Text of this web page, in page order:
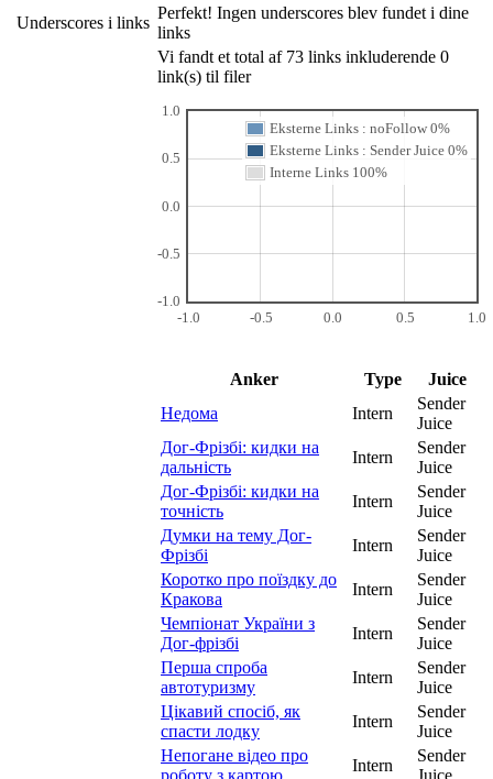
Underscores i links
Perfekt! Ingen underscores blev fundet i dine
links
Vi fandt et total af 73 links inkluderende 0
link(s) til filer
-1.0 -0.5 0.0 0.5 1.0
-1.0
-0.5
0.0
0.5
1.0
Eksterne Links : noFollow 0%
Eksterne Links : Sender Juice 0%
Interne Links 100%
Anker Type
Juice
Недома
Intern
Sender
Juice
Дог-Фрізбі: кидки на
дальність
Intern
Sender
Juice
Дог-Фрізбі: кидки на
точність
Intern
Sender
Juice
Думки на тему Дог-
Фрізбі
Intern
Sender
Juice
Коротко про поїздку до
Кракова
Intern
Sender
Juice
Чемпіонат України з
Дог-фрізбі
Intern
Sender
Juice
Перша спроба
автотуризму
Intern
Sender
Juice
Цікавий спосіб, як
спасти лодку
Intern
Sender
Juice
Непогане відео про
Intern
Sender